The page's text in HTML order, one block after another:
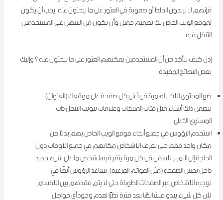
فإنهم لا يريدون الخلط أو صعوبة في العثور على ما يبحثون عنه. يجب أن يكون
لموقع الويب الخاص بك تصميم جميل وأن يكون من السهل على المستخدمين
التنقل فيه.
إذن كيف تتأكد من أن المستخدمين يمكنهم العثور على ما يبحثون عنه؟ وإليك
بعض النصائح المفيدة:
ضع المحتوى الأكثر أهمية في أعلى كل صفحة على موقعك (العنوان).
يتضمن ذلك أشياء مثل فئات المنتجات وعلامات تبويب التنقل ذات
المستوى الأعلى.
استخدم الرؤوس في جميع أنحاء موقع الويب الخاص بهم بدلاً من
مكان واحد فقط حتى يعرف الأشخاص مكانهم في جميع الأوقات دون
الحاجة إلى التمرير لأسفل في كل مرة ينقر فيها شخص ما على شيء جديد
داخل نفس الصفحة (مثل القوائم الفرعية). تساعد الرؤوس أيضًا في
توجيه الأشخاص عبر الصفحات الطويلة حتى لا يتم فقدهم بين الأقسام
لأن كل شيء يبدو متشابهًا بعد فترة نظرًا لعدم وجود أي فواصل